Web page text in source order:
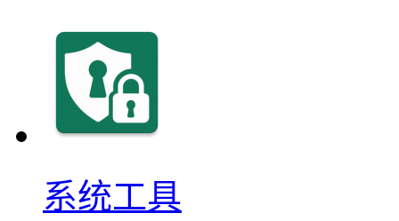
系统工具